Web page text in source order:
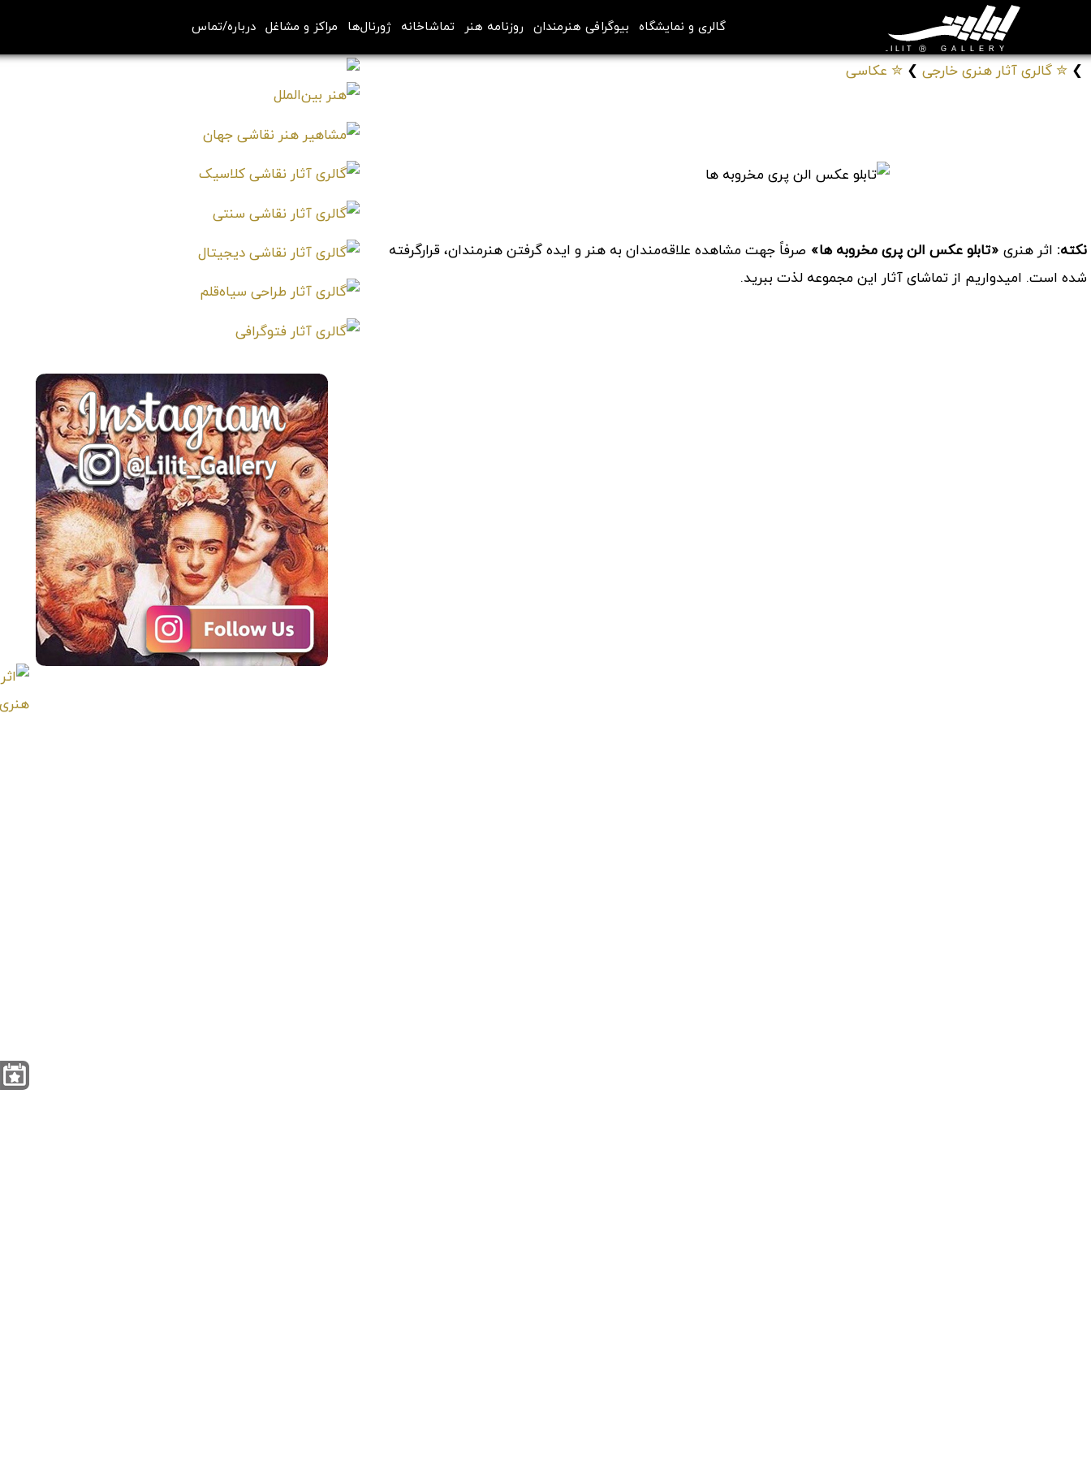
گالری و نمایشگاه بیوگرافی هنرمندان روزنامه هنر تماشاخانه ژورنال‌ها مراکز و مشاغل درباره/تماس
❯ ✮ گالری آثار هنری خارجی ❯ ✮ عکاسی
نکته: اثر هنری «تابلو عکس الن پری مخروبه ها» صرفاً جهت مشاهده علاقه‌مندان به هنر و ایده گرفتن هنرمندان، قرارگرفته
شده است. امیدواریم از تماشای آثار این مجموعه لذت ببرید.